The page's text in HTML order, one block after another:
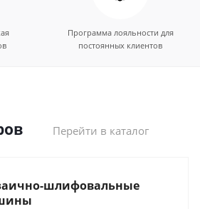
Программа лояльности для
постоянных клиентов
Перейти в каталог
шлифовальные